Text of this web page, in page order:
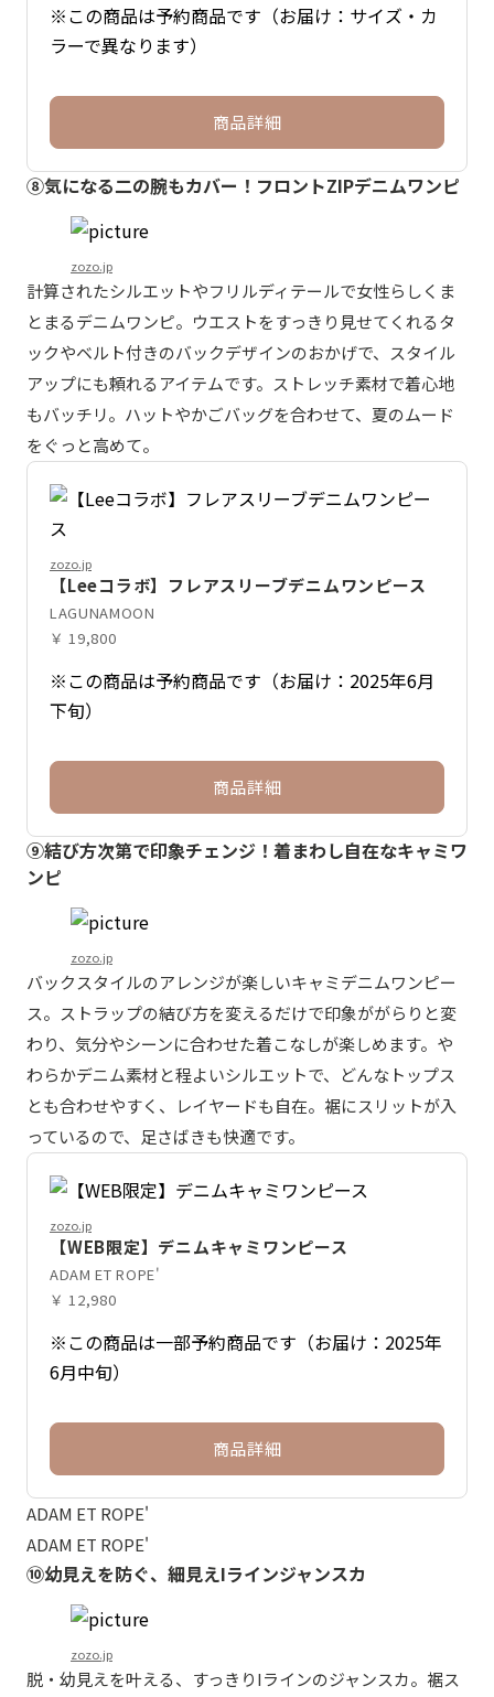
※この商品は予約商品です（お届け：サイズ・カ
ラーで異なります）
商品詳細
⑧気になる二の腕もカバー！フロントZIPデニムワンピ
zozo.jp
計算されたシルエットやフリルディテールで女性らしくま
とまるデニムワンピ。ウエストをすっきり見せてくれるタ
ックやベルト付きのバックデザインのおかげで、スタイル
アップにも頼れるアイテムです。ストレッチ素材で着心地
もバッチリ。ハットやかごバッグを合わせて、夏のムード
をぐっと高めて。
zozo.jp
【Leeコラボ】フレアスリーブデニムワンピース
LAGUNAMOON
￥ 19,800
※この商品は予約商品です（お届け：2025年6月
下旬）
商品詳細
⑨結び方次第で印象チェンジ！着まわし自在なキャミワ
ンピ
zozo.jp
バックスタイルのアレンジが楽しいキャミデニムワンピー
ス。ストラップの結び方を変えるだけで印象ががらりと変
わり、気分やシーンに合わせた着こなしが楽しめます。や
わらかデニム素材と程よいシルエットで、どんなトップス
とも合わせやすく、レイヤードも自在。裾にスリットが入
っているので、足さばきも快適です。
zozo.jp
【WEB限定】デニムキャミワンピース
ADAM ET ROPE'
￥ 12,980
※この商品は一部予約商品です（お届け：2025年
6月中旬）
商品詳細
ADAM ET ROPE'
ADAM ET ROPE'
⑩幼見えを防ぐ、細見えIラインジャンスカ
zozo.jp
脱・幼見えを叶える、すっきりIラインのジャンスカ。裾ス